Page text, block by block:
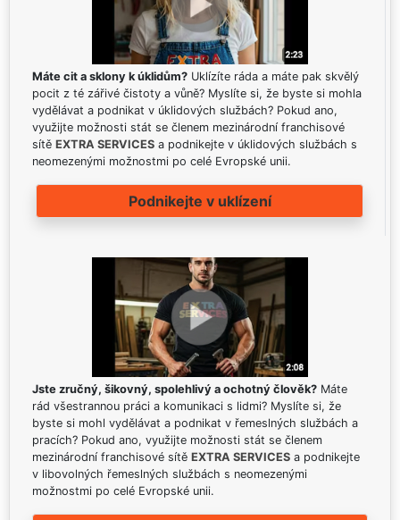
Máte cit a sklony k úklidům? Uklízíte ráda a máte pak skvělý
pocit z té zářivé čistoty a vůně? Myslíte si, že byste si mohla
vydělávat a podnikat v úklidových službách? Pokud ano,
využijte možnosti stát se členem mezinárodní franchisové
sítě EXTRA SERVICES a podnikejte v úklidových službách s
neomezenými možnostmi po celé Evropské unii.
Podnikejte v uklízení
Jste zručný, šikovný, spolehlivý a ochotný člověk? Máte
rád všestrannou práci a komunikaci s lidmi? Myslíte si, že
byste si mohl vydělávat a podnikat v řemeslných službách a
pracích? Pokud ano, využijte možnosti stát se členem
mezinárodní franchisové sítě EXTRA SERVICES a podnikejte
v libovolných řemeslných službách s neomezenými
možnostmi po celé Evropské unii.